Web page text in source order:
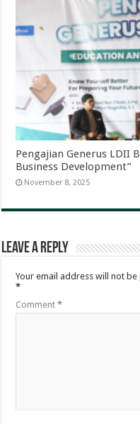
Pengajian Generus LDII
Business Development”
November 8, 2025
Leave a Reply
Your email address will not
*
Comment*